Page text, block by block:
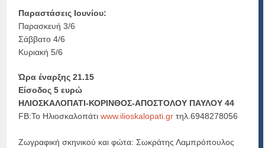
Παραστάσεις Ιουνίου:
Παρασκευή 3/6
Σάββατο 4/6
Κυριακή 5/6
Ώρα έναρξης 21.15
Είσοδος 5 ευρώ
ΗΛΙΟΣΚΑΛΟΠΑΤΙ-ΚΟΡΙΝΘΟΣ-ΑΠΟΣΤΟΛΟΥ ΠΑΥΛΟΥ 44
FB:Το Ηλιοσκαλοπάτιwww.ilioskalopati.gr τηλ.6948278056
Ζωγραφική σκηνικού και φώτα: Σωκράτης Λαμπρόπουλος